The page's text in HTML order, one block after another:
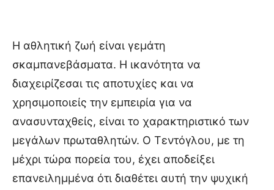
Η αθλητική ζωή είναι γεμάτη
σκαμπανεβάσματα. Η ικανότητα να
διαχειρίζεσαι τις αποτυχίες και να
χρησιμοποιείς την εμπειρία για να
ανασυνταχθείς, είναι το χαρακτηριστικό των
μεγάλων πρωταθλητών. Ο Τεντόγλου, με τη
μέχρι τώρα πορεία του, έχει αποδείξει
επανειλημμένα ότι διαθέτει αυτή την ψυχική